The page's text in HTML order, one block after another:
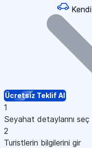
Ücretsiz Teklif Al
1
Seyahat detaylarını seç
2
Turistlerin bilgilerini gir